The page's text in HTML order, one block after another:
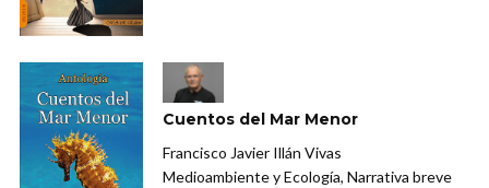
Cuentos del Mar Menor
Francisco Javier Illán Vivas
Medioambiente y Ecología, Narrativa breve